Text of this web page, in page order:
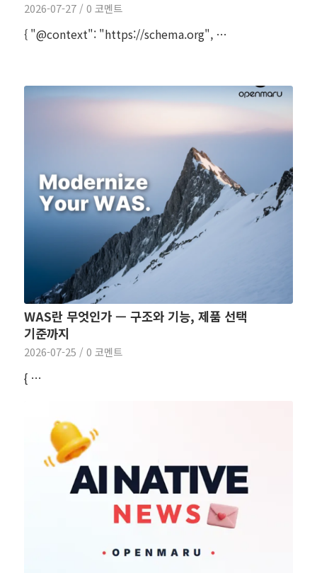
2026-07-27 / 0 코멘트
{ "@context": "https://schema.org", …
WAS란 무엇인가 — 구조와 기능, 제품 선택
기준까지
2026-07-25 / 0 코멘트
{ …